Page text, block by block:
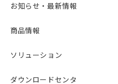
お知らせ・最新情報
商品情報
ソリューション
ダウンロードセンタ